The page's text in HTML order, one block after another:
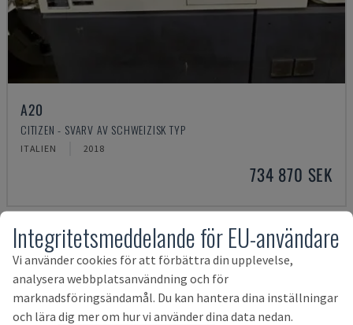
A20
CITIZEN - SVARV AV SCHWEIZISK TYP
ITALIEN 2018
734 870 SEK
Integritetsmeddelande för EU-användare
Vi använder cookies för att förbättra din upplevelse,
analysera webbplatsanvändning och för
marknadsföringsändamål. Du kan hantera dina inställningar
och lära dig mer om hur vi använder dina data nedan.